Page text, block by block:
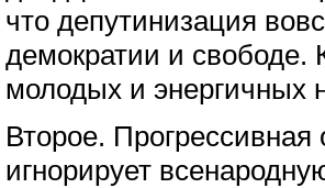
что депутинизация
демократии и свободе.
молодых и энергичных
Второе.
игнорирует